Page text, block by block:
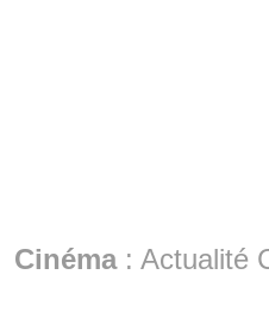
Cinéma: Actualité